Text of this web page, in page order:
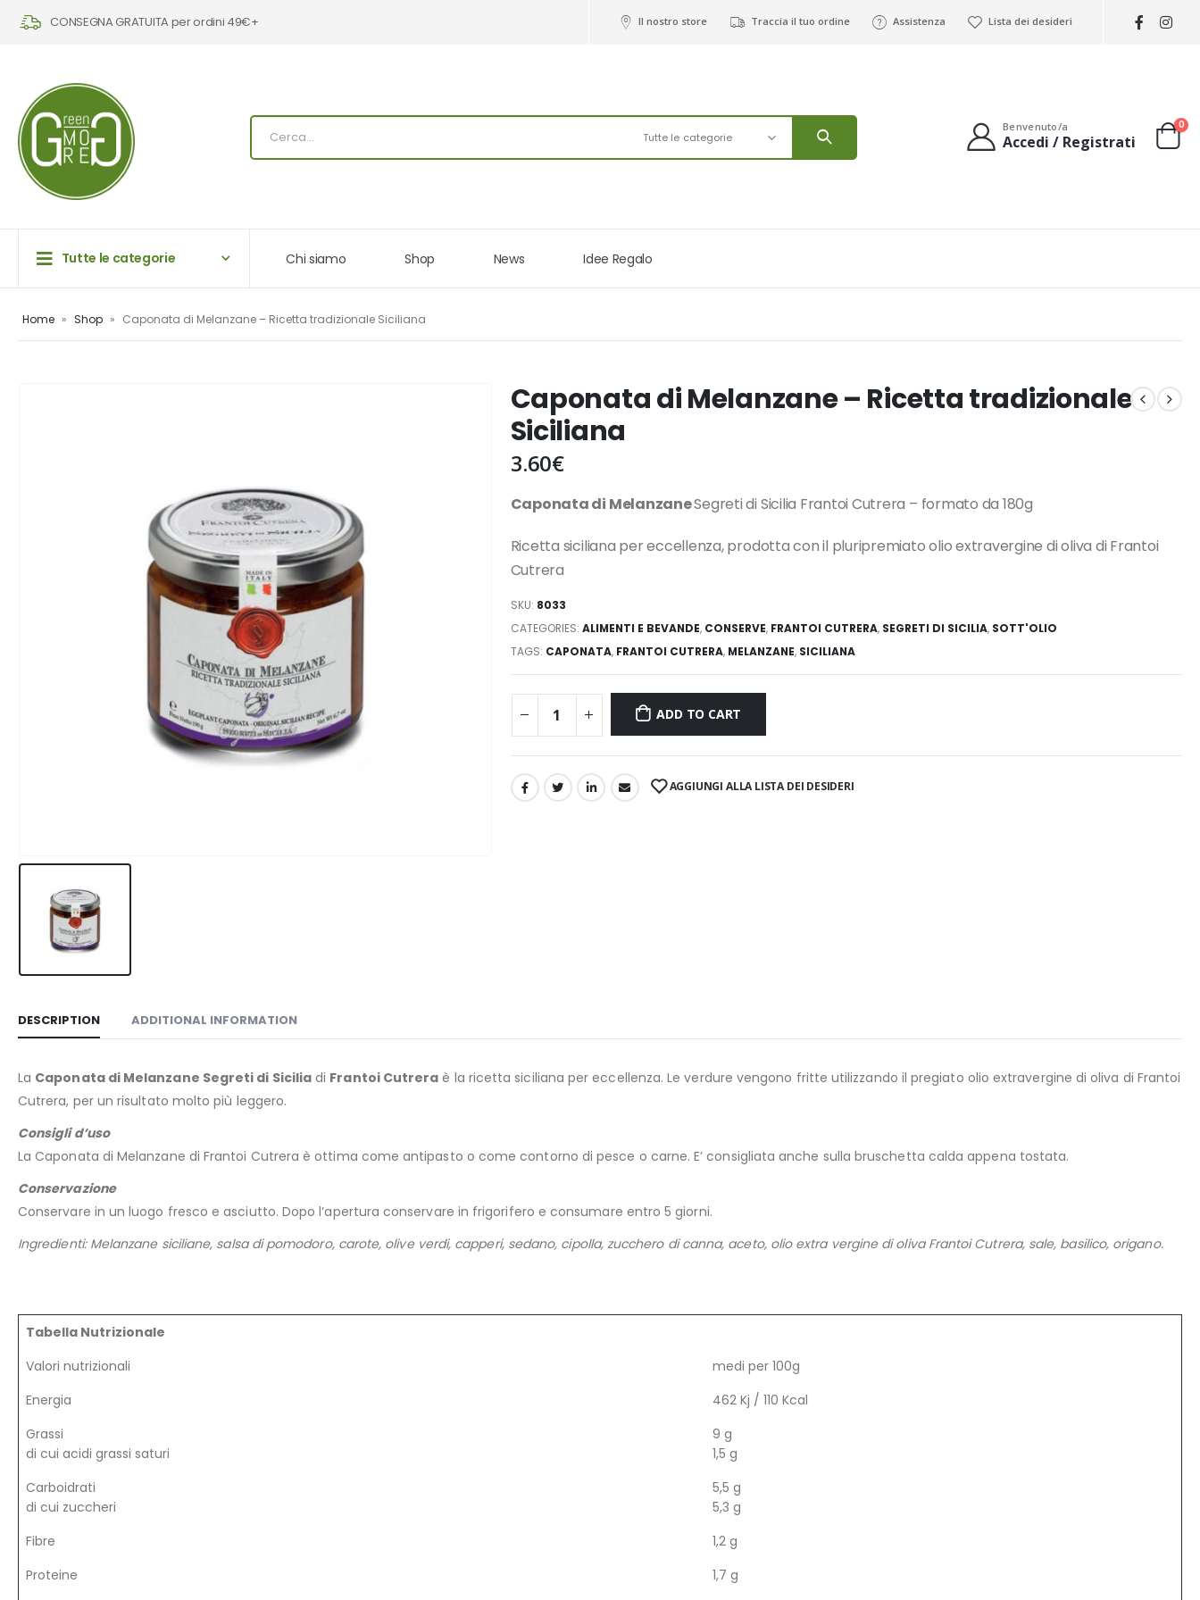
CONSEGNA GRATUITA per ordini 49€+ Il nostro store Traccia il tuo ordine Assistenza Lista dei desideri
Tutte le categorie
Benvenuto/a
Accedi / Registrati
0
Tutte le categorie Chi siamo Shop News Idee Regalo
Home » Shop » Caponata di Melanzane – Ricetta tradizionale Siciliana
Caponata di Melanzane – Ricetta tradizionale
Siciliana
3.60€
Caponata di MelanzaneSegreti di Sicilia Frantoi Cutrera – formato da 180g
Ricetta siciliana per eccellenza, prodotta con il pluripremiato olio extravergine di oliva di Frantoi
Cutrera
SKU: 8033
CATEGORIES: ALIMENTI E BEVANDE, CONSERVE, FRANTOI CUTRERA, SEGRETI DI SICILIA, SOTT'OLIO
TAGS: CAPONATA, FRANTOI CUTRERA, MELANZANE, SICILIANA
ADD TO CART
AGGIUNGI ALLA LISTA DEI DESIDERI
DESCRIPTION ADDITIONAL INFORMATION
La Caponata di Melanzane Segreti di Sicilia di Frantoi Cutrera è la ricetta siciliana per eccellenza. Le verdure vengono fritte utilizzando il pregiato olio extravergine di oliva di Frantoi
Cutrera, per un risultato molto più leggero.
Consigli d’uso
La Caponata di Melanzane di Frantoi Cutrera è ottima come antipasto o come contorno di pesce o carne. E’ consigliata anche sulla bruschetta calda appena tostata.
Conservazione
Conservare in un luogo fresco e asciutto. Dopo l’apertura conservare in frigorifero e consumare entro 5 giorni.
Ingredienti: Melanzane siciliane, salsa di pomodoro, carote, olive verdi, capperi, sedano, cipolla, zucchero di canna, aceto, olio extra vergine di oliva Frantoi Cutrera, sale, basilico, origano.
Tabella Nutrizionale
Valori nutrizionali
medi per 100g
Energia
462 Kj / 110 Kcal
Grassi
di cui acidi grassi saturi
9 g
1,5 g
Carboidrati
di cui zuccheri
5,5 g
5,3 g
Fibre
1,2 g
Proteine
1,7 g